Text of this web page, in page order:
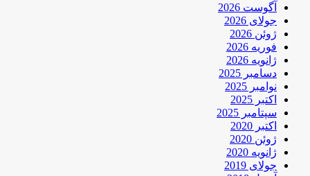
آگوست 2026
جولای 2026
ژوئن 2026
فوریه 2026
ژانویه 2026
دسامبر 2025
نوامبر 2025
اکتبر 2025
سپتامبر 2025
اکتبر 2020
ژوئن 2020
ژانویه 2020
جولای 2019